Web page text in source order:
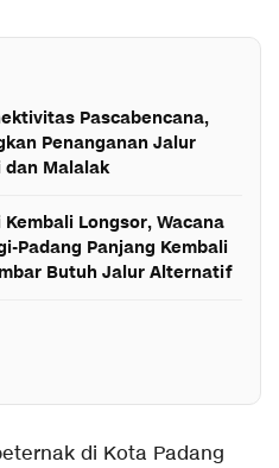
Pascabencana,
Penanganan Jalur
dan Malalak
Kembali Longsor, Wacana
Padang Panjang Kembali
Butuh Jalur Alternatif
di Kota Padang